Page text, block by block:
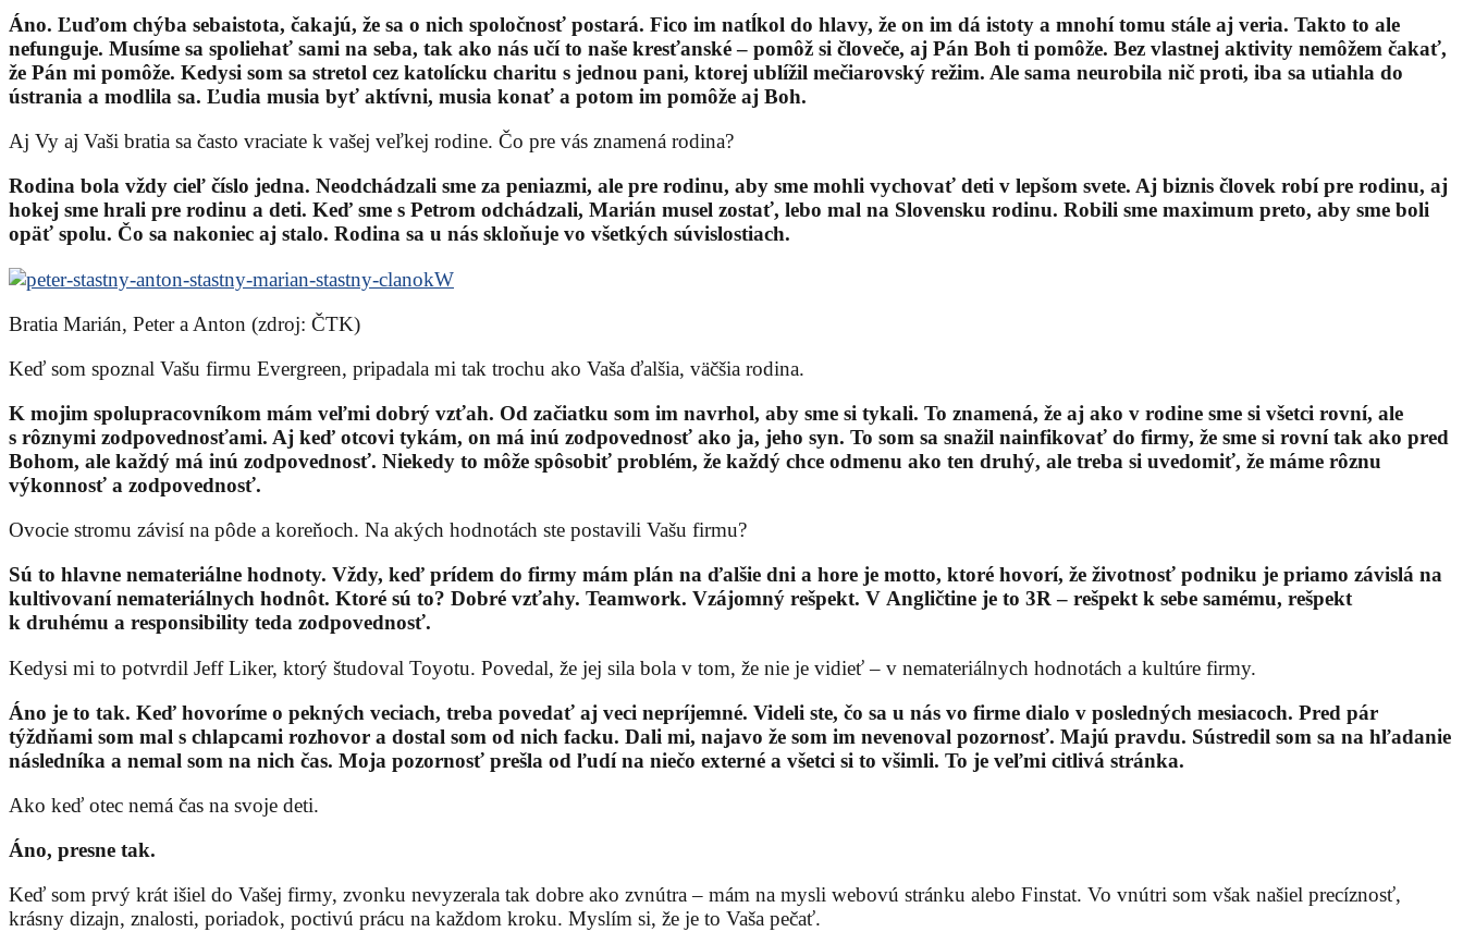
Áno. Ľuďom chýba sebaistota, čakajú, že sa o nich spoločnosť postará. Fico im natĺkol do hlavy, že on im dá istoty a mnohí tomu stále aj veria. Takto to ale
nefunguje. Musíme sa spoliehať sami na seba, tak ako nás učí to naše kresťanské – pomôž si človeče, aj Pán Boh ti pomôže. Bez vlastnej aktivity nemôžem čakať,
že Pán mi pomôže. Kedysi som sa stretol cez katolícku charitu s jednou pani, ktorej ublížil mečiarovský režim. Ale sama neurobila nič proti, iba sa utiahla do
ústrania a modlila sa. Ľudia musia byť aktívni, musia konať a potom im pomôže aj Boh.
Aj Vy aj Vaši bratia sa často vraciate k vašej veľkej rodine. Čo pre vás znamená rodina?
Rodina bola vždy cieľ číslo jedna. Neodchádzali sme za peniazmi, ale pre rodinu, aby sme mohli vychovať deti v lepšom svete. Aj biznis človek robí pre rodinu, aj
hokej sme hrali pre rodinu a deti. Keď sme s Petrom odchádzali, Marián musel zostať, lebo mal na Slovensku rodinu. Robili sme maximum preto, aby sme boli
opäť spolu. Čo sa nakoniec aj stalo. Rodina sa u nás skloňuje vo všetkých súvislostiach.
Bratia Marián, Peter a Anton (zdroj: ČTK)
Keď som spoznal Vašu firmu Evergreen, pripadala mi tak trochu ako Vaša ďalšia, väčšia rodina.
K mojim spolupracovníkom mám veľmi dobrý vzťah. Od začiatku som im navrhol, aby sme si tykali. To znamená, že aj ako v rodine sme si všetci rovní, ale
s rôznymi zodpovednosťami. Aj keď otcovi tykám, on má inú zodpovednosť ako ja, jeho syn. To som sa snažil nainfikovať do firmy, že sme si rovní tak ako pred
Bohom, ale každý má inú zodpovednosť. Niekedy to môže spôsobiť problém, že každý chce odmenu ako ten druhý, ale treba si uvedomiť, že máme rôznu
výkonnosť a zodpovednosť.
Ovocie stromu závisí na pôde a koreňoch. Na akých hodnotách ste postavili Vašu firmu?
Sú to hlavne nemateriálne hodnoty. Vždy, keď prídem do firmy mám plán na ďalšie dni a hore je motto, ktoré hovorí, že životnosť podniku je priamo závislá na
kultivovaní nemateriálnych hodnôt. Ktoré sú to? Dobré vzťahy. Teamwork. Vzájomný rešpekt. V Angličtine je to 3R – rešpekt k sebe samému, rešpekt
k druhému a responsibility teda zodpovednosť.
Kedysi mi to potvrdil Jeff Liker, ktorý študoval Toyotu. Povedal, že jej sila bola v tom, že nie je vidieť – v nemateriálnych hodnotách a kultúre firmy.
Áno je to tak. Keď hovoríme o pekných veciach, treba povedať aj veci nepríjemné. Videli ste, čo sa u nás vo firme dialo v posledných mesiacoch. Pred pár
týždňami som mal s chlapcami rozhovor a dostal som od nich facku. Dali mi, najavo že som im nevenoval pozornosť. Majú pravdu. Sústredil som sa na hľadanie
následníka a nemal som na nich čas. Moja pozornosť prešla od ľudí na niečo externé a všetci si to všimli. To je veľmi citlivá stránka.
Ako keď otec nemá čas na svoje deti.
Áno, presne tak.
Keď som prvý krát išiel do Vašej firmy, zvonku nevyzerala tak dobre ako zvnútra – mám na mysli webovú stránku alebo Finstat. Vo vnútri som však našiel precíznosť,
krásny dizajn, znalosti, poriadok, poctivú prácu na každom kroku. Myslím si, že je to Vaša pečať.